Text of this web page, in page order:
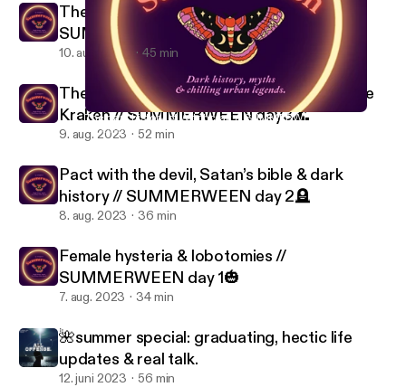
The dark history of Witchcraft // SUMMERWEEN day 4🔮
All Offense.
The dark history of Witchcraft //
SUMMERWEEN day 4🔮
10. aug. 2023 45 min
The dark history of sirens, ghostships & the
Kraken // SUMMERWEEN day3🌊
9. aug. 2023 52 min
Pact with the devil, Satan’s bible & dark
history // SUMMERWEEN day 2🪦
8. aug. 2023 36 min
Female hysteria & lobotomies //
SUMMERWEEN day 1🎃
7. aug. 2023 34 min
🌺summer special: graduating, hectic life
updates & real talk.
12. juni 2023 56 min